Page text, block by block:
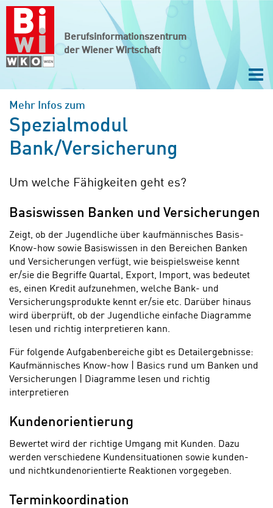
Zum Hauptinhalt springen
Zur Navigation springen
Zum Footer springen
Berufsinformationszentrum
der Wiener Wirtschaft
Mehr Infos zum
Spezialmodul
Bank/Versicherung
Um welche Fähigkeiten geht es?
Basiswissen Banken und Versicherungen
Zeigt, ob der Jugendliche über kaufmännisches Basis-
Know-how sowie Basiswissen in den Bereichen Banken
und Versicherungen verfügt, wie beispielsweise kennt
er/sie die Begriffe Quartal, Export, Import, was bedeutet
es, einen Kredit aufzunehmen, welche Bank- und
Versicherungsprodukte kennt er/sie etc. Darüber hinaus
wird überprüft, ob der Jugendliche einfache Diagramme
lesen und richtig interpretieren kann.
Für folgende Aufgabenbereiche gibt es Detailergebnisse:
Kaufmännisches Know-how | Basics rund um Banken und
Versicherungen | Diagramme lesen und richtig
interpretieren
Kundenorientierung
Bewertet wird der richtige Umgang mit Kunden. Dazu
werden verschiedene Kundensituationen sowie kunden-
und nichtkundenorientierte Reaktionen vorgegeben.
Terminkoordination